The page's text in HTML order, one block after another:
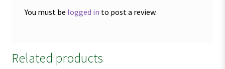
You must be logged in to post a review.
Related products